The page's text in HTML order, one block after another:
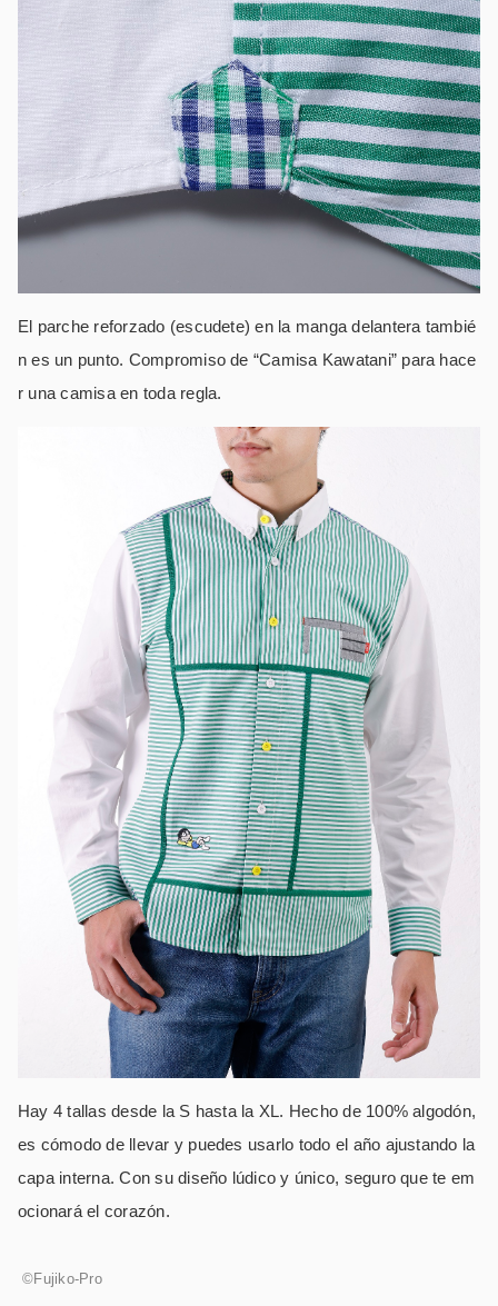
El parche reforzado (escudete) en la manga delantera tambié
n es un punto. Compromiso de “Camisa Kawatani” para hace
r una camisa en toda regla.
Hay 4 tallas desde la S hasta la XL. Hecho de 100% algodón,
es cómodo de llevar y puedes usarlo todo el año ajustando la
capa interna. Con su diseño lúdico y único, seguro que te em
ocionará el corazón.
©Fujiko-Pro